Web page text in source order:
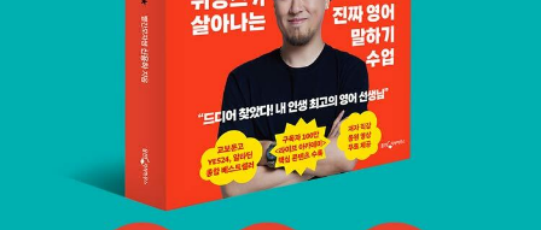
가 심혈을 기울여 준비한 75개의 연습 가이드다. 간단하면서도
활용도 높은 일상 표현부터 대화의 맥락을 살려주는 연결 표현,
우리말 사고방식으로는 이해하기 힘든 흔한 영어 표현 등을 현실
감 있는 예문들과 함께 다채롭게 선보인다. 유튜브 〈라이브 아카
데미〉 www.youtube.com/@LVACDMY 네이버 카페 〈라이브
아카데미〉 cafe.naver.com/liveacademy